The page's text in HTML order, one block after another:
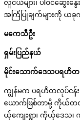
လူငယ်များ၊ ပါဝင်ဆွေးနွ
အကြံပြုချက်များကို
မကေသီဦး
ရှမ်းပြည်နယ်
မိုင်းသောက်ဒေသပရဟိတ
ကျွန်မက ပရဟိတလုပ်ငန်
ယောက်ဖြစ်တာမို့ ကိုယ်
ယ့်ကျေးရွာ၊ ကိုယ့်ဒေသ၊